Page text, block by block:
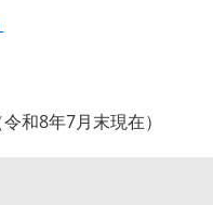
令和8年7月末現在